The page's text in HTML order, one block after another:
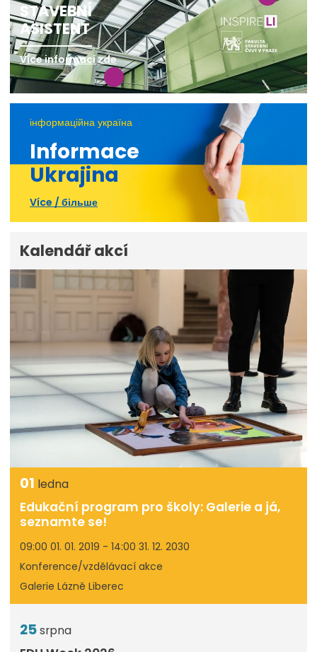
STAVEBNÍ
ASISTENT
Více informací zde
інформаційна україна
Informace
Ukrajina
Více / більше
Kalendář akcí
01 ledna
Edukační program pro školy: Galerie a já,
seznamte se!
09:00 01. 01. 2019 - 14:00 31. 12. 2030
Konference/vzdělávací akce
Galerie Lázně Liberec
25srpna